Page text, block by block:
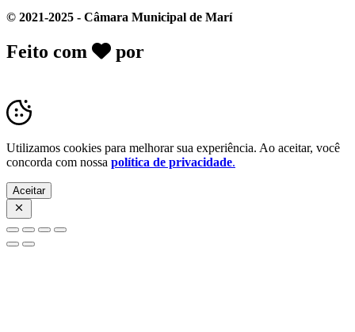
© 2021-2025 - Câmara Municipal de Marí
Feito com por
Utilizamos cookies para melhorar sua experiência. Ao aceitar, você
concorda com nossa política de privacidade.
Aceitar